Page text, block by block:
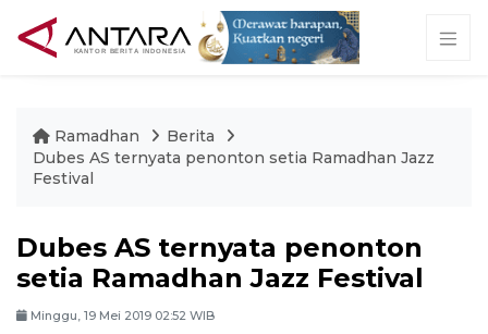
Ramadhan
Berita
Dubes AS ternyata penonton setia Ramadhan Jazz
Festival
Dubes AS ternyata penonton
setia Ramadhan Jazz Festival
Minggu, 19 Mei 2019 02:52 WIB